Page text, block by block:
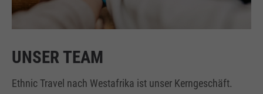
UNSER TEAM
Ethnic Travel nach Westafrika ist unser Kerngeschäft.